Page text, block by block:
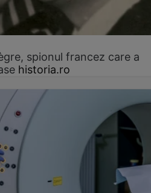
spionul francez care a
historia.ro